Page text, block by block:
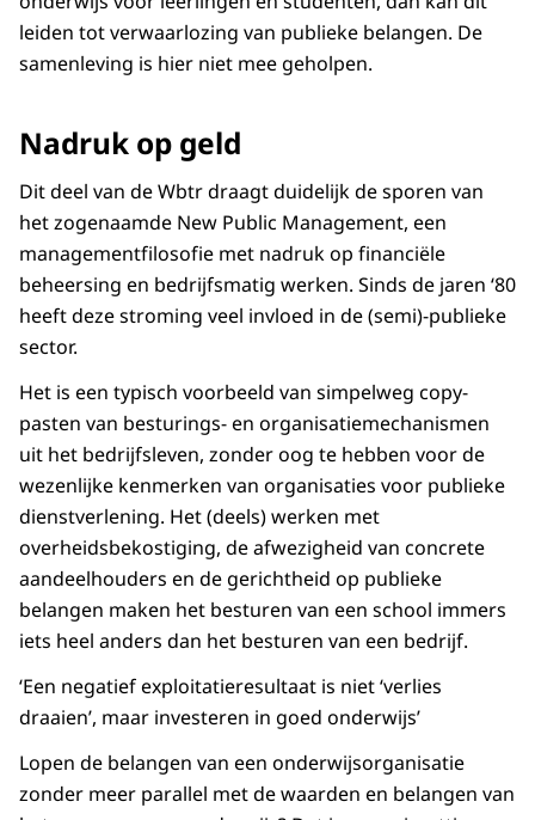
leiden tot verwaarlozing van publieke belangen. De
samenleving is hier niet mee geholpen.
Nadruk op geld
Dit deel van de Wbtr draagt duidelijk de sporen van
het zogenaamde New Public Management, een
managementfilosofie met nadruk op financiële
beheersing en bedrijfsmatig werken. Sinds de jaren ‘80
heeft deze stroming veel invloed in de (semi)-publieke
sector.
Het is een typisch voorbeeld van simpelweg copy-
pasten van besturings- en organisatiemechanismen
uit het bedrijfsleven, zonder oog te hebben voor de
wezenlijke kenmerken van organisaties voor publieke
dienstverlening. Het (deels) werken met
overheidsbekostiging, de afwezigheid van concrete
aandeelhouders en de gerichtheid op publieke
belangen maken het besturen van een school immers
iets heel anders dan het besturen van een bedrijf.
‘Een negatief exploitatieresultaat is niet ‘verlies
draaien’, maar investeren in goed onderwijs’
Lopen de belangen van een onderwijsorganisatie
zonder meer parallel met de waarden en belangen van